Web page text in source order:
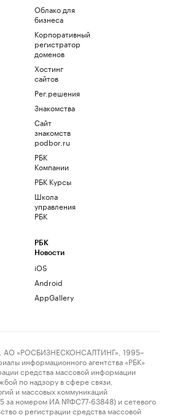
Облако для
бизнеса
Корпоративный
регистратор
доменов
Хостинг
сайтов
Рег.решения
Знакомства
Сайт
знакомств
podbor.ru
РБК
Компании
РБК Курсы
Школа
управления
РБК
РБК
Новости
iOS
Android
AppGallery
«РОСБИЗНЕСКОНСАЛТИНГ», 1995–
информационного агентства «РБК»
средства массовой информации
по надзору в сфере связи,
и массовых коммуникаций
за номером ИА №ФС77-63848) и сетевого
о регистрации средства массовой